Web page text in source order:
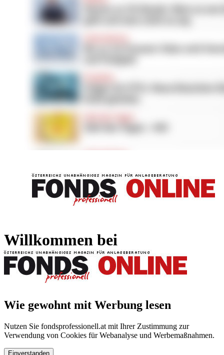
Willkommen bei
Wie gewohnt mit Werbung lesen
Nutzen Sie fondsprofessionell.at mit Ihrer Zustimmung zur
Verwendung von Cookies für Webanalyse und Werbemaßnahmen.
Einverstanden